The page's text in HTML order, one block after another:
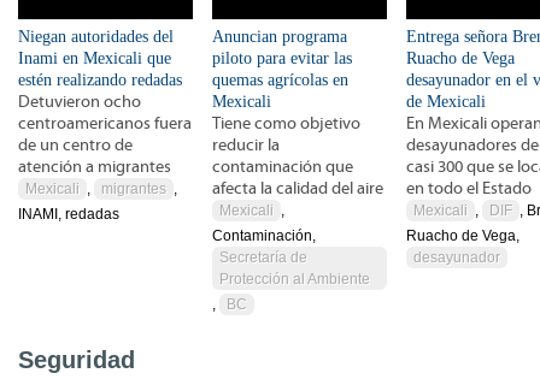
Niegan autoridades del
Inami en Mexicali que
estén realizando redadas
Detuvieron ocho
centroamericanos fuera
de un centro de
atención a migrantes
Mexicali , migrantes ,
INAMI, redadas
Anuncian programa
piloto para evitar las
quemas agrícolas en
Mexicali
Tiene como objetivo
reducir la
contaminación que
afecta la calidad del aire
Mexicali ,
Contaminación,
Secretaría de
Protección al Ambiente
,
BC
Entrega señora
Ruacho de Vega
desayunador en el
de Mexicali
En Mexicali
desayunadores
casi 300 que se
en todo el Estado
Mexicali , DIF ,
Ruacho de Vega,
desayunador
Seguridad